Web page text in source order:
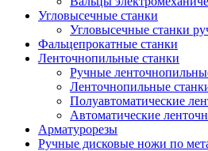
Угловысечные станки
Угловысечные станки
Фальцепрокатные станки
Ленточнопильные станки
Ручные
Ленточнопильные
Полуавтоматические
Автоматические
Арматурорезы
Ручные дисковые ножи по